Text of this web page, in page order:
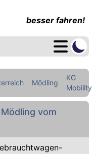
besser fahren!
Mödling
KG
Mobility
vom